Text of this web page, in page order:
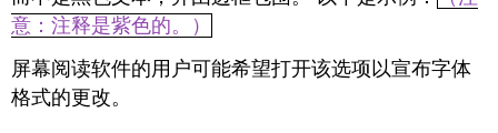
意：注释是紫色的。）
屏幕阅读软件的用户可能希望打开该选项以宣布字体
格式的更改。